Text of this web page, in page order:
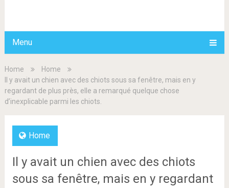
Menu
Home
Home
Il y avait un chien avec des chiots sous sa fenêtre, mais en y
regardant de plus près, elle a remarqué quelque chose
d’inexplicable parmi les chiots.
Home
Il y avait un chien avec des chiots
sous sa fenêtre, mais en y regardant